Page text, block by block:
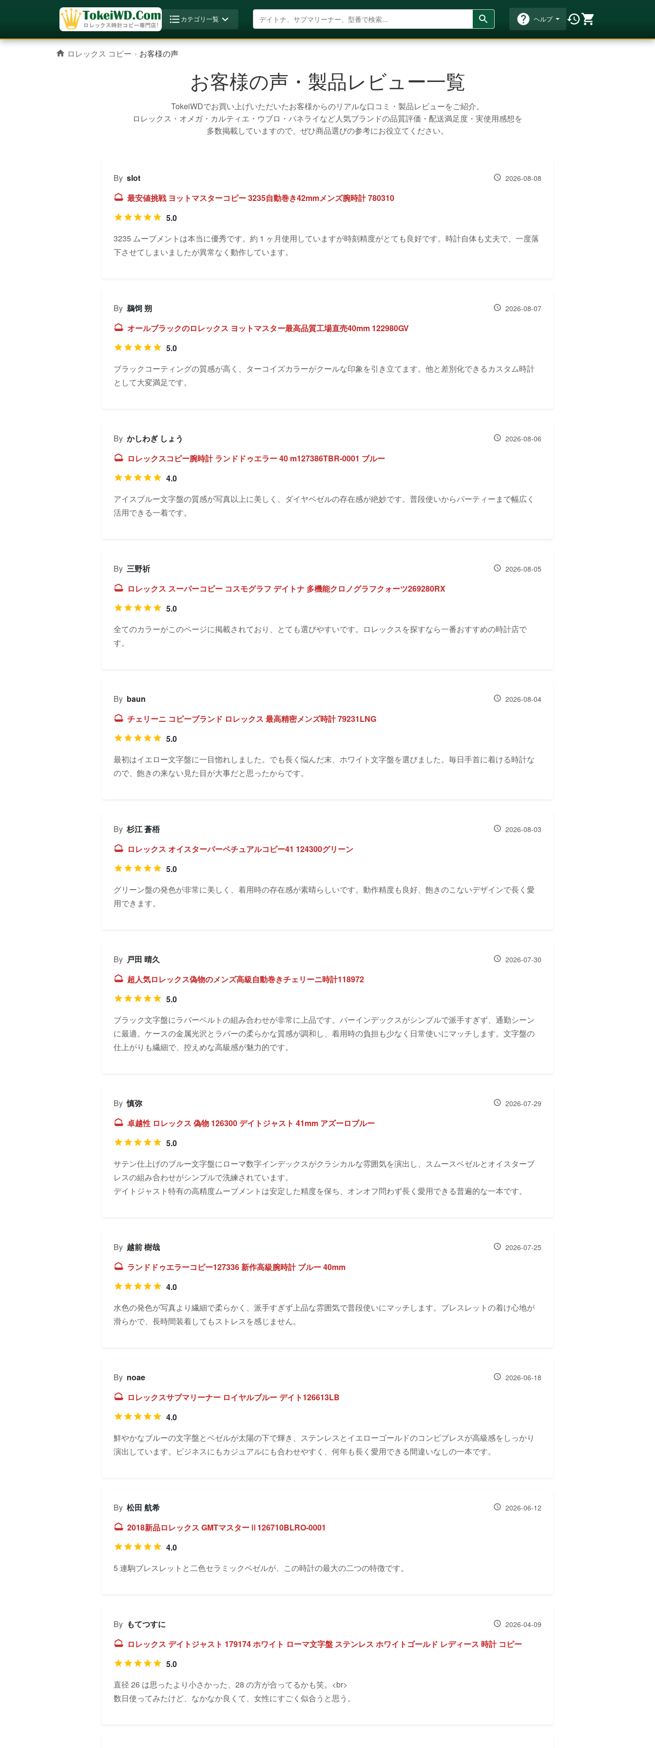
カテゴリ一覧 商品を検索 ヘルプ
ロレックス コピー お客様の声
お客様の声・製品レビュー一覧
TokeiWDでお買い上げいただいたお客様からのリアルな口コミ・製品レビューをご紹介。
ロレックス・オメガ・カルティエ・ウブロ・パネライなど人気ブランドの品質評価・配送満足度・実使用感想を
多数掲載していますので、ぜひ商品選びの参考にお役立てください。
By slot 2026-08-08
最安値挑戦 ヨットマスターコピー 3235自動巻き42mmメンズ腕時計 780310
5.0
3235 ムーブメントは本当に優秀です。約 1 ヶ月使用していますが時刻精度がとても良好です。時計自体も丈夫で、一度落
下させてしまいましたが異常なく動作しています。
By 鵜饲 朔 2026-08-07
オールブラックのロレックス ヨットマスター最高品質工場直売40mm 122980GV
5.0
ブラックコーティングの質感が高く、ターコイズカラーがクールな印象を引き立てます。他と差別化できるカスタム時計
として大変満足です。
By かしわぎ しょう 2026-08-06
ロレックスコピー腕時計 ランドドゥエラー 40 m127386TBR-0001 ブルー
4.0
アイスブルー文字盤の質感が写真以上に美しく、ダイヤベゼルの存在感が絶妙です。普段使いからパーティーまで幅広く
活用できる一着です。
By 三野祈 2026-08-05
ロレックス スーパーコピー コスモグラフ デイトナ 多機能クロノグラフクォーツ269280RX
5.0
全てのカラーがこのページに掲載されており、とても選びやすいです。ロレックスを探すなら一番おすすめの時計店で
す。
By baun 2026-08-04
チェリーニ コピーブランド ロレックス 最高精密メンズ時計 79231LNG
5.0
最初はイエロー文字盤に一目惚れしました。でも長く悩んだ末、ホワイト文字盤を選びました。毎日手首に着ける時計な
ので、飽きの来ない見た目が大事だと思ったからです。
By 杉江 蒼梧 2026-08-03
ロレックス オイスターパーペチュアルコピー41 124300グリーン
5.0
グリーン盤の発色が非常に美しく、着用時の存在感が素晴らしいです。動作精度も良好、飽きのこないデザインで長く愛
用できます。
By 戸田 晴久 2026-07-30
超人気ロレックス偽物のメンズ高級自動巻きチェリーニ時計118972
5.0
ブラック文字盤にラバーベルトの組み合わせが非常に上品です。バーインデックスがシンプルで派手すぎず、通勤シーン
に最適。ケースの金属光沢とラバーの柔らかな質感が調和し、着用時の負担も少なく日常使いにマッチします。文字盤の
仕上がりも繊細で、控えめな高級感が魅力的です。
By 慎弥 2026-07-29
卓越性 ロレックス 偽物 126300 デイトジャスト 41mm アズーロブルー
5.0
サテン仕上げのブルー文字盤にローマ数字インデックスがクラシカルな雰囲気を演出し、スムースベゼルとオイスターブ
レスの組み合わせがシンプルで洗練されています。
デイトジャスト特有の高精度ムーブメントは安定した精度を保ち、オンオフ問わず長く愛用できる普遍的な一本です。
By 越前 樹哉 2026-07-25
ランドドゥエラーコピー127336 新作高級腕時計 ブルー 40mm
4.0
水色の発色が写真より繊細で柔らかく、派手すぎず上品な雰囲気で普段使いにマッチします。ブレスレットの着け心地が
滑らかで、長時間装着してもストレスを感じません。
By noae 2026-06-18
ロレックスサブマリーナー ロイヤルブルー デイト126613LB
4.0
鮮やかなブルーの文字盤とベゼルが太陽の下で輝き、ステンレスとイエローゴールドのコンビブレスが高級感をしっかり
演出しています。ビジネスにもカジュアルにも合わせやすく、何年も長く愛用できる間違いなしの一本です。
By 松田 航希 2026-06-12
2018新品ロレックス GMTマスターⅡ126710BLRO-0001
4.0
5 連駒ブレスレットと二色セラミックベゼルが、この時計の最大の二つの特徴です。
By もてつすに 2026-04-09
ロレックス デイトジャスト 179174 ホワイト ローマ文字盤 ステンレス ホワイトゴールド レディース 時計 コピー
5.0
直径 26 は思ったより小さかった、28 の方が合ってるかも笑。<br>
数日使ってみたけど、なかなか良くて、女性にすごく似合うと思う。